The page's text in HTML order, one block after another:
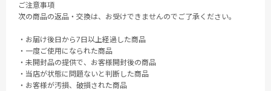
ご注意事項
次の商品の返品・交換は、お受けできませんのでご了承ください。
・お届け後日から7日以上経過した商品
・一度ご使用になられた商品
・未開封品の提供で、お客様開封後の商品
・当店が状態に問題ないと判断した商品
・お客様が汚損、破損された商品